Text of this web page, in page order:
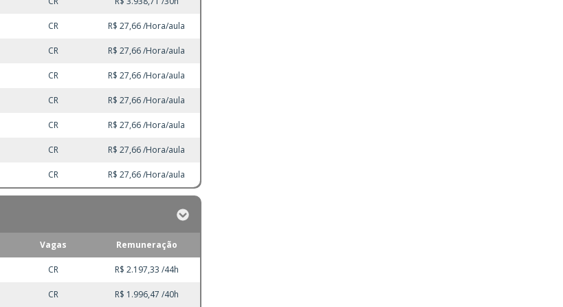
CR R$ 27,66 /Hora/aula
CR R$ 27,66 /Hora/aula
CR R$ 27,66 /Hora/aula
CR R$ 27,66 /Hora/aula
CR R$ 27,66 /Hora/aula
CR R$ 27,66 /Hora/aula
CR R$ 27,66 /Hora/aula
Vagas Remuneração
CR R$ 2.197,33 /44h
CR R$ 1.996,47 /40h